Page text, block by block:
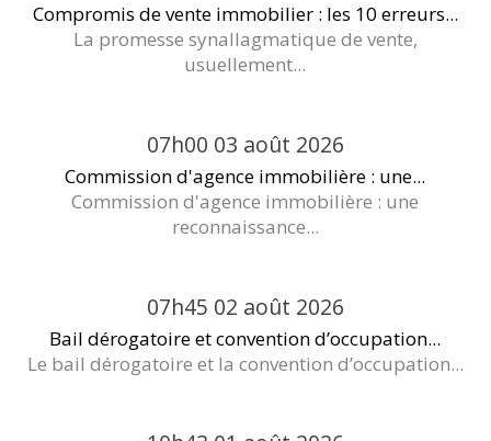
Compromis de vente immobilier : les 10 erreurs...
La promesse synallagmatique de vente,
usuellement...
07h00 03 août 2026
Commission d'agence immobilière : une...
Commission d'agence immobilière : une
reconnaissance...
07h45 02 août 2026
Bail dérogatoire et convention d’occupation...
Le bail dérogatoire et la convention d’occupation...